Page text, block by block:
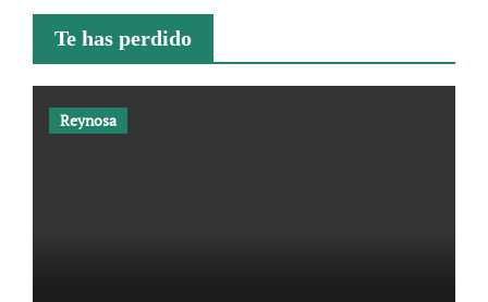
Te has perdido
Reynosa